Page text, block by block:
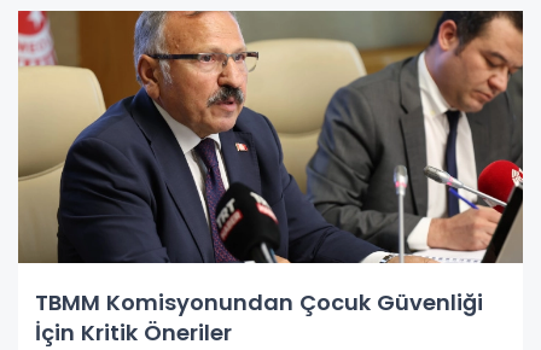
TBMM Komisyonundan Çocuk Güvenliği
İçin Kritik Öneriler